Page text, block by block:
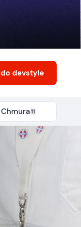
do devstyle
Chmura11